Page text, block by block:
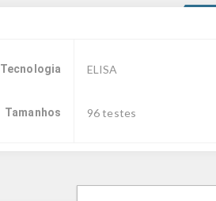
Tecnologia ELISA
Tamanhos 96 testes